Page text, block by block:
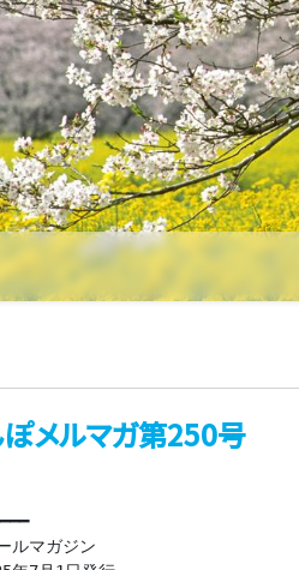
メルマガ第250号
ルマガジン